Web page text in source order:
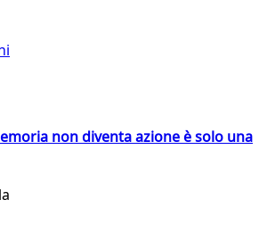
non diventa azione è solo una